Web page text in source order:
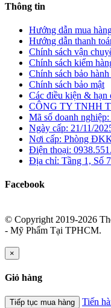
Thông tin
Hướng dẫn mua
Hướng dẫn thanh
Chính sách vận
Chính sách kiểm
Chính sách bảo hành
Chính sách bảo mật
Các điều kiện & hạn
CÔNG TY TNHH
Mã số doanh
Ngày cấp: 21/11/
Nơi cấp: Phòng
Điện thoại:
Địa chỉ: Tầng 1, Số
Facebook
© Copyright 2019-2026
- Mỹ Phẩm Tại TPHCM.
×
Giỏ hàng
Tiếp tục mua hàng Tiến